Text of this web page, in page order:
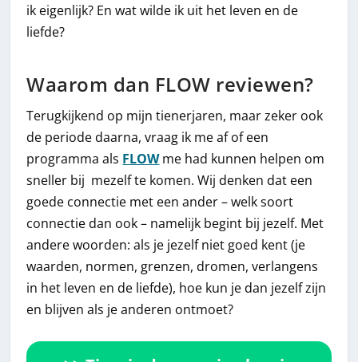
ik eigenlijk? En wat wilde ik uit het leven en de
liefde?
Waarom dan FLOW reviewen?
Terugkijkend op mijn tienerjaren, maar zeker ook
de periode daarna, vraag ik me af of een
programma als FLOWme had kunnen helpen om
sneller bij mezelf te komen. Wij denken dat een
goede connectie met een ander – welk soort
connectie dan ook – namelijk begint bij jezelf. Met
andere woorden: als je jezelf niet goed kent (je
waarden, normen, grenzen, dromen, verlangens
in het leven en de liefde), hoe kun je dan jezelf zijn
en blijven als je anderen ontmoet?